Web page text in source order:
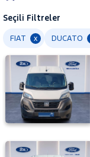
Tüm
Araçlar
AUDI
BMC
BMW
BYD
Seçili Filtreler
FIAT x DUCATO